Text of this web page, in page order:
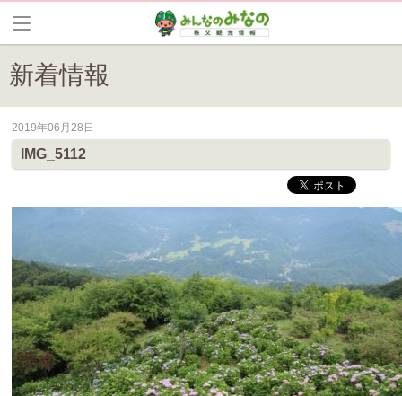
新着情報
皆野町のイベントやお祭り、花情報等の最新情報や観光協会会員情報
2019年06月28日
IMG_5112